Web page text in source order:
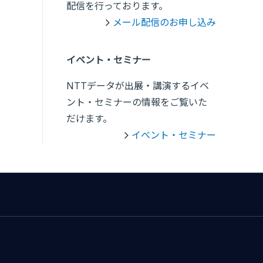
配信を行っております。
メール配信のお申し込み
イベント・セミナー
NTTデータが出展・講演するイベ
ント・セミナーの情報をご覧いた
だけます。
イベント・セミナー